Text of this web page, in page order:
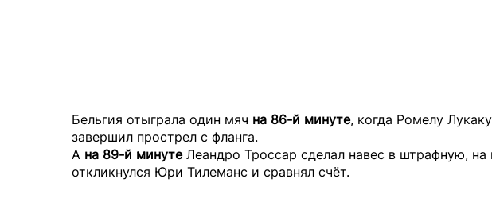
Бельгия отыграла один мяч на 86-й минуте, когда Ромелу Лукаку
завершил прострел с фланга.
А на 89-й минутеЛеандро Троссар сделал навес в штрафную, на
откликнулся Юри Тилеманс и сравнял счёт.